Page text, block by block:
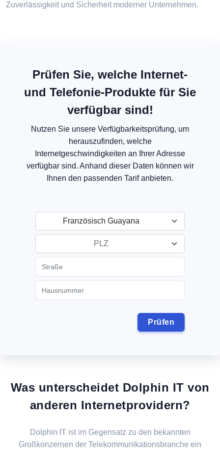
Zuverlässigkeit und Sicherheit moderner Unternehmen.
Prüfen Sie, welche Internet-
und Telefonie-Produkte für Sie
verfügbar sind!
Nutzen Sie unsere Verfügbarkeitsprüfung, um
herauszufinden, welche
Internetgeschwindigkeiten an Ihrer Adresse
verfügbar sind. Anhand dieser Daten können wir
Ihnen den passenden Tarif anbieten.
Französisch Guayana
PLZ
Was unterscheidet Dolphin IT von
anderen Internetprovidern?
Dolphin IT ist im Gegensatz zu den bekannten
Großkonzernen der Telekommunikationsbranche ein